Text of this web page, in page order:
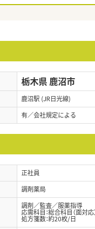
栃木県 鹿沼市
鹿沼駅 (JR日光線)
有／会社規定による
正社員
調剤薬局
調剤／監査／服薬指導
応需科目：総合科目（面対応
処方箋数：約20枚/日